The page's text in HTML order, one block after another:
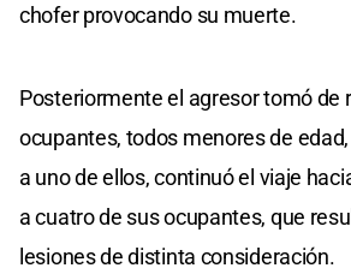
chofer provocando su muerte.
Posteriormente el agresor tomó de
ocupantes, todos menores de
a uno de ellos, continuó el viaje
a cuatro de sus ocupantes, que
lesiones de distinta consideración.